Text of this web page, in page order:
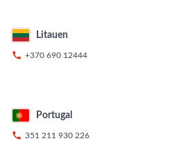
Litauen
 +370 690 12444
Portugal
 351 211 930 226